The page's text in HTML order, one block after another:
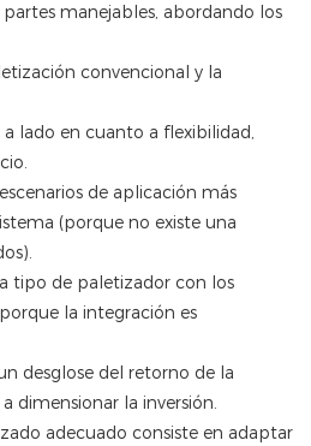
manejables, abordando los
convencional y la
lado en cuanto a flexibilidad,
de aplicación más
(porque no existe una
tipo de paletizador con los
la integración es
desglose del retorno de la
dimensionar la inversión.
adecuado consiste en adaptar